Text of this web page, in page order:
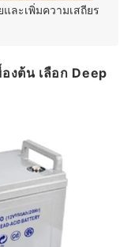
ละเพิ่มความเสถียร
งต้น เลือก Deep